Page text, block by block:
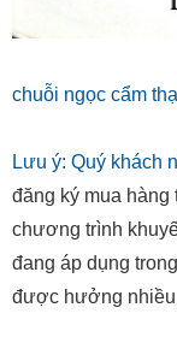
chuỗi ngọc cẩm
Lưu ý: Quý khách
đăng ký mua
chương trình
đang áp dụng
được hưởng